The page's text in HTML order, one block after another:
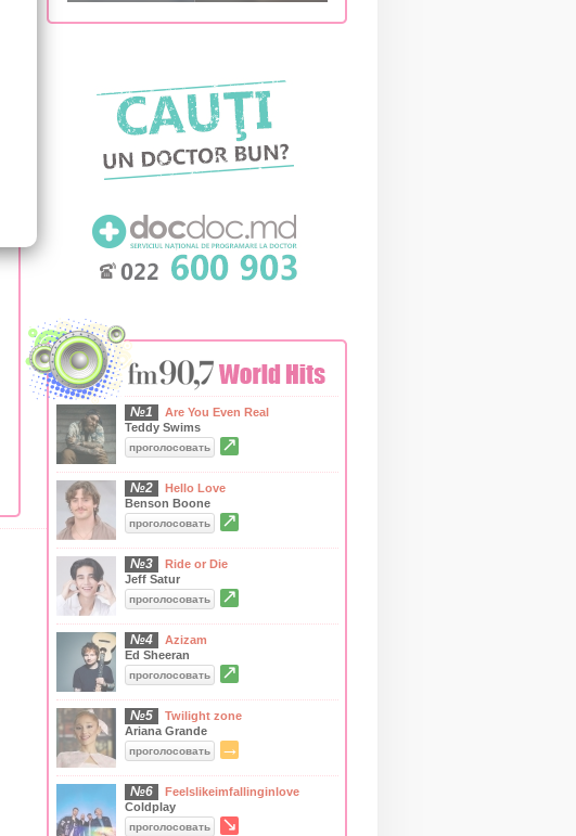
№1
Are You Even Real
Teddy Swims
проголосовать ↗
№2
Hello Love
Benson Boone
проголосовать ↗
№3
Ride or Die
Jeff Satur
проголосовать ↗
№4
Azizam
Ed Sheeran
проголосовать ↗
№5
Twilight zone
Ariana Grande
проголосовать →
№6
Feelslikeimfallinginlove
Coldplay
проголосовать ↘